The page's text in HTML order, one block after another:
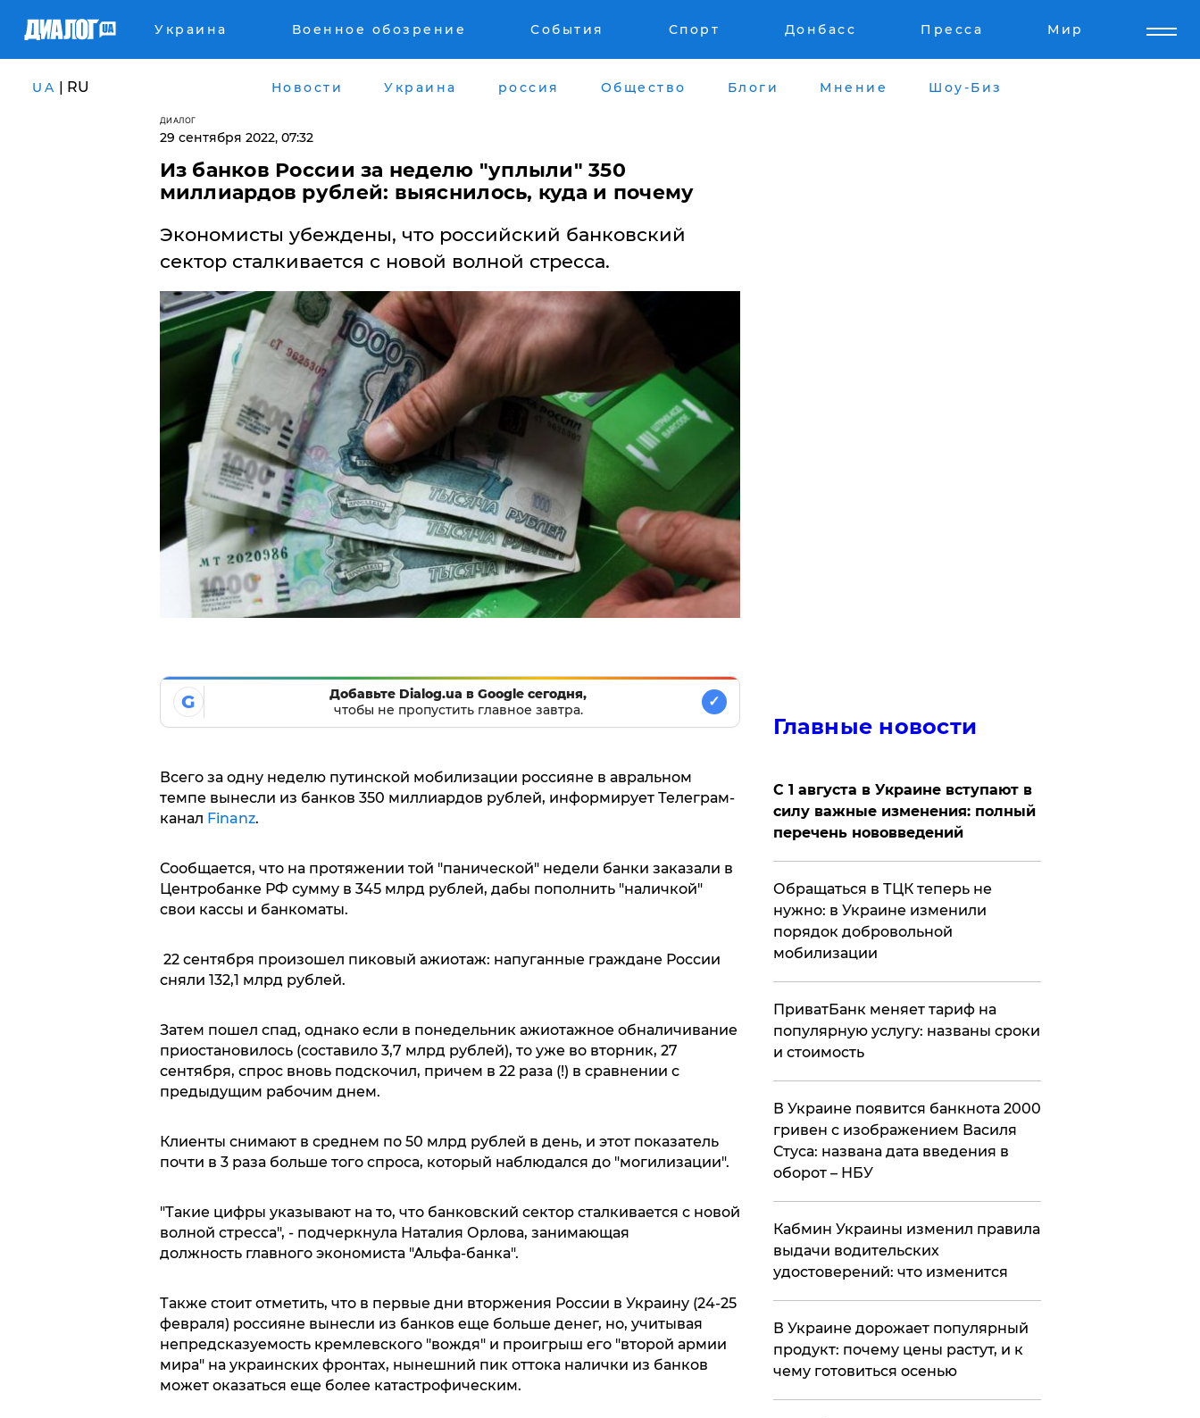
Украина Военное обозрение События Спорт Донбасс Пресса Мир
UA | RU Новости Украина россия Общество Блоги Мнение Шоу-Биз
ДИАЛОГ
29 сентября 2022, 07:32
Из банков России за неделю "уплыли" 350
миллиардов рублей: выяснилось, куда и почему
Экономисты убеждены, что российский банковский
сектор сталкивается с новой волной стресса.
G
Добавьте Dialog.ua в Google сегодня,
чтобы не пропустить главное завтра.
✓
Всего за одну неделю путинской мобилизации россияне в авральном
темпе вынесли из банков 350 миллиардов рублей, информирует Телеграм-
канал Finanz.
Сообщается, что на протяжении той "панической" недели банки заказали в
Центробанке РФ сумму в 345 млрд рублей, дабы пополнить "наличкой"
свои кассы и банкоматы.
22 сентября произошел пиковый ажиотаж: напуганные граждане России
сняли 132,1 млрд рублей.
Затем пошел спад, однако если в понедельник ажиотажное обналичивание
приостановилось (составило 3,7 млрд рублей), то уже во вторник, 27
сентября, спрос вновь подскочил, причем в 22 раза (!) в сравнении с
предыдущим рабочим днем.
Клиенты снимают в среднем по 50 млрд рублей в день, и этот показатель
почти в 3 раза больше того спроса, который наблюдался до "могилизации".
"Такие цифры указывают на то, что банковский сектор сталкивается с новой
волной стресса", - подчеркнула Наталия Орлова, занимающая
должность главного экономиста "Альфа-банка".
Также стоит отметить, что в первые дни вторжения России в Украину (24-25
февраля) россияне вынесли из банков еще больше денег, но, учитывая
непредсказуемость кремлевского "вождя" и проигрыш его "второй армии
мира" на украинских фронтах, нынешний пик оттока налички из банков
может оказаться еще более катастрофическим.
Главные новости
С 1 августа в Украине вступают в
силу важные изменения: полный
перечень нововведений
Обращаться в ТЦК теперь не
нужно: в Украине изменили
порядок добровольной
мобилизации
ПриватБанк меняет тариф на
популярную услугу: названы сроки
и стоимость
В Украине появится банкнота 2000
гривен с изображением Василя
Стуса: названа дата введения в
оборот – НБУ
Кабмин Украины изменил правила
выдачи водительских
удостоверений: что изменится
В Украине дорожает популярный
продукт: почему цены растут, и к
чему готовиться осенью